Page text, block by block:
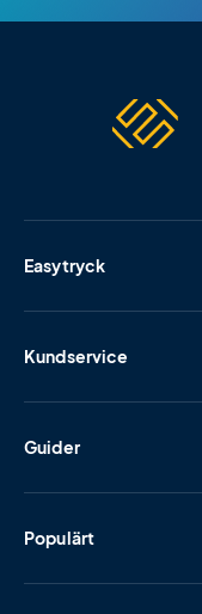
Easytryck
Kundservice
Guider
Populärt